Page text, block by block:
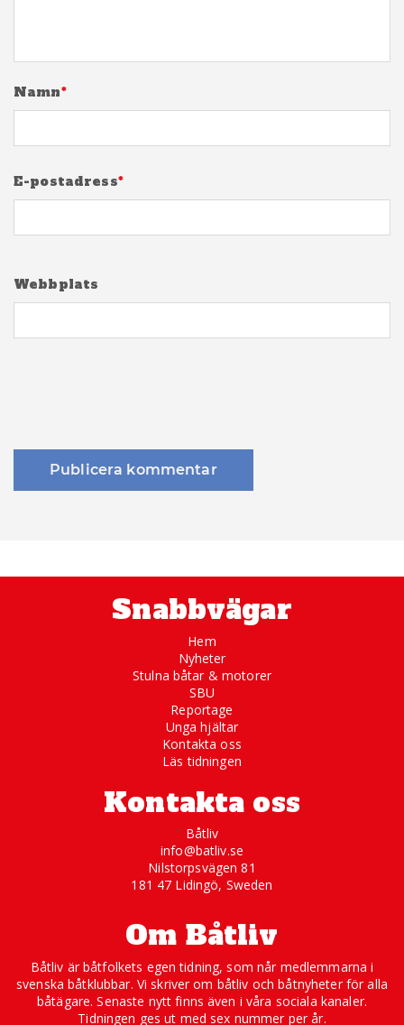
Namn*
E-postadress*
Webbplats
Snabbvägar
Hem
Nyheter
Stulna båtar & motorer
SBU
Reportage
Unga hjältar
Kontakta oss
Läs tidningen
Kontakta oss
Båtliv
info@batliv.se
Nilstorpsvägen 81
181 47 Lidingö, Sweden
Om Båtliv
Båtliv är båtfolkets egen tidning, som når medlemmarna i
svenska båtklubbar. Vi skriver om båtliv och båtnyheter för alla
båtägare. Senaste nytt finns även i våra sociala kanaler.
Tidningen ges ut med sex nummer per år.